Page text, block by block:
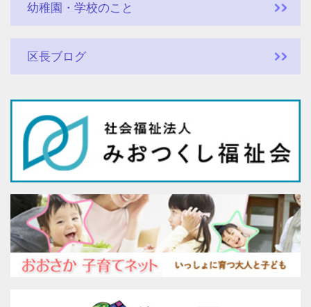
幼稚園・学校のこと
区長ブログ